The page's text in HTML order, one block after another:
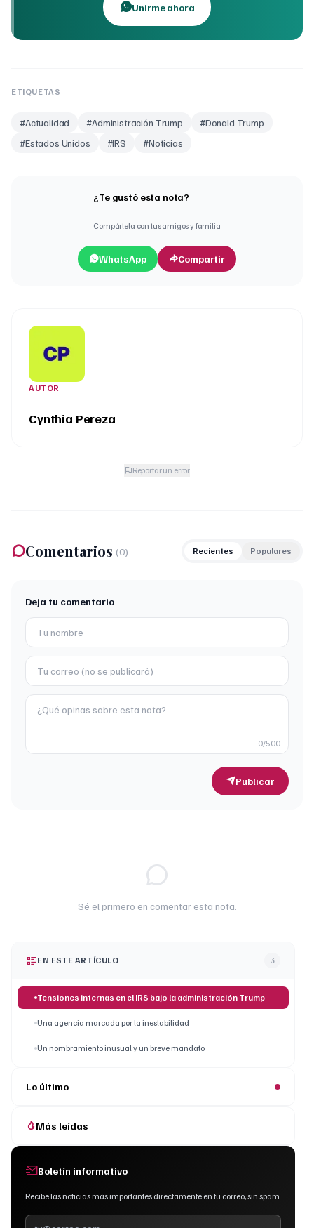
Unirme ahora
ETIQUETAS
#Actualidad #Administración Trump #Donald Trump
#Estados Unidos #IRS #Noticias
¿Te gustó esta nota?
Compártela con tus amigos y familia
WhatsApp Compartir
AUTOR
Cynthia Pereza
Reportar un error
Comentarios (0) Recientes Populares
Deja tu comentario
0/500
Publicar
Sé el primero en comentar esta nota.
EN ESTE ARTÍCULO 3
Tensiones internas en el IRS bajo la administración Trump
Una agencia marcada por la inestabilidad
Un nombramiento inusual y un breve mandato
Lo último
Más leídas
Boletín informativo
Recibe las noticias más importantes directamente en tu correo, sin spam.